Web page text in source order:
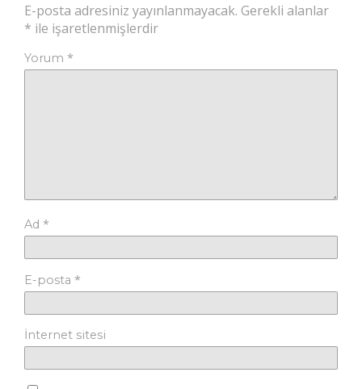
E-posta adresiniz yayınlanmayacak. Gerekli alanlar
* ile işaretlenmişlerdir
Yorum *
Ad *
E-posta *
İnternet sitesi